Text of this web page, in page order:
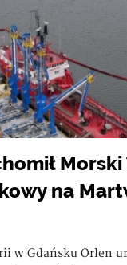
Morski
na
w Gdańsku Orlen